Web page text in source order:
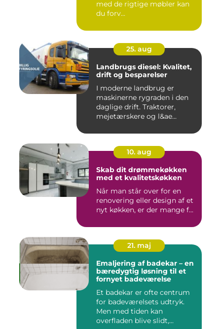
med de rigtige møbler kan
du forv...
25. aug
Landbrugs diesel: Kvalitet,
drift og besparelser
I moderne landbrug er
maskinerne rygraden i den
daglige drift. Traktorer,
mejetærskere og l&ae...
10. aug
Skab dit drømmekøkken
med et kvalitetskøkken
Når man står over for en
renovering eller design af et
nyt køkken, er der mange f...
21. maj
Emaljering af badekar – en
bæredygtig løsning til et
fornyet badeværelse
Et badekar er ofte centrum
for badeværelsets udtryk.
Men med tiden kan
overfladen blive slidt,...